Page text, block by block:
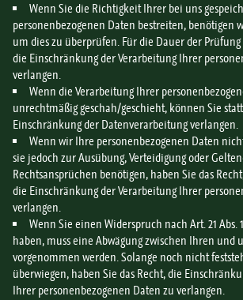
Wenn Sie die Richtigkeit Ihrer bei uns
personenbezogenen Daten bestreiten, benötigen
um dies zu überprüfen. Für die Dauer der Prüfung
die Einschränkung der Verarbeitung Ihrer
verlangen.
Wenn die Verarbeitung Ihrer
unrechtmäßig geschah/geschieht, können Sie
Einschränkung der Datenverarbeitung verlangen.
Wenn wir Ihre personenbezogenen Daten
sie jedoch zur Ausübung, Verteidigung oder
Rechtsansprüchen benötigen, haben Sie das
die Einschränkung der Verarbeitung Ihrer
verlangen.
Wenn Sie einen Widerspruch nach Art. 21 Abs.
haben, muss eine Abwägung zwischen Ihren und
vorgenommen werden. Solange noch nicht
überwiegen, haben Sie das Recht, die
Ihrer personenbezogenen Daten zu verlangen.